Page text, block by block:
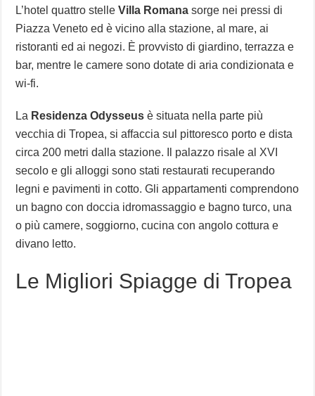
L’hotel quattro stelleVilla Romana sorge nei pressi di
Piazza Veneto ed è vicino alla stazione, al mare, ai
ristoranti ed ai negozi. È provvisto di giardino, terrazza e
bar, mentre le camere sono dotate di aria condizionata e
wi-fi.
La Residenza Odysseus è situata nella parte più
vecchia di Tropea, si affaccia sul pittoresco porto e dista
circa 200 metri dalla stazione. Il palazzo risale al XVI
secolo e gli alloggi sono stati restaurati recuperando
legni e pavimenti in cotto. Gli appartamenti comprendono
un bagno con doccia idromassaggio e bagno turco, una
o più camere, soggiorno, cucina con angolo cottura e
divano letto.
Le Migliori Spiagge di Tropea